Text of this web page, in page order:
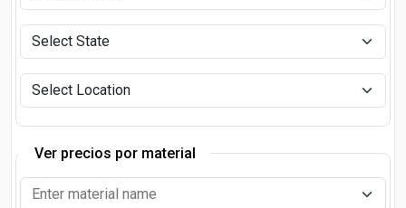
Ver precios por material